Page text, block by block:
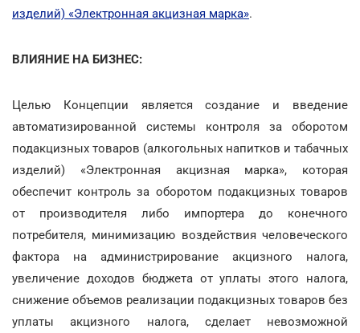
изделий) «Электронная акцизная марка».
ВЛИЯНИЕ НА БИЗНЕС:
Целью Концепции является создание и введение
автоматизированной системы контроля за оборотом
подакцизных товаров (алкогольных напитков и табачных
изделий) «Электронная акцизная марка», которая
обеспечит контроль за оборотом подакцизных товаров
от производителя либо импортера до конечного
потребителя, минимизацию воздействия человеческого
фактора на администрирование акцизного налога,
увеличение доходов бюджета от уплаты этого налога,
снижение объемов реализации подакцизных товаров без
уплаты акцизного налога, сделает невозможной